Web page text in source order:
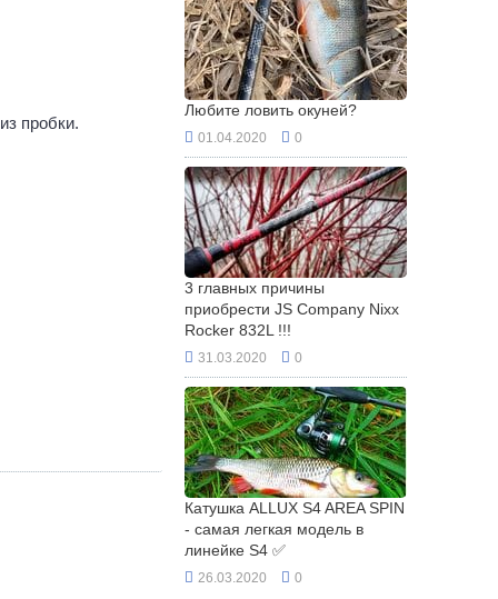
Любите ловить окуней?
01.04.2020 0
3 главных причины
приобрести JS Company Nixx
Rocker 832L !!!
31.03.2020 0
Катушка ALLUX S4 AREA SPIN
- самая легкая модель в
линейке S4 ✅
26.03.2020 0
пробки.